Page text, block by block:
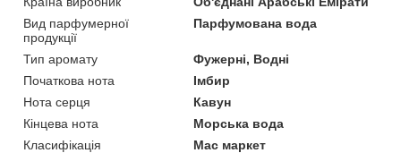
Вид парфумерної
продукції
Парфумована вода
Тип аромату
Фужерні, Водні
Початкова нота
Імбир
Нота серця
Кавун
Кінцева нота
Морська вода
Класифікація
Мас маркет